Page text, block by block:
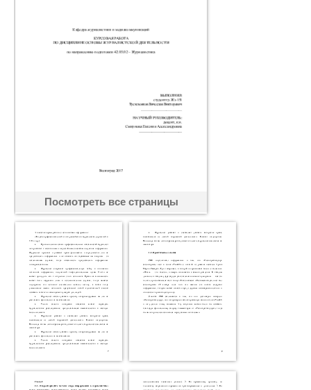
Посмотреть все страницы